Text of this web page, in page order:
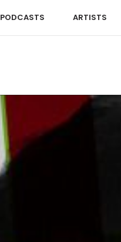
PODCASTS ARTISTS